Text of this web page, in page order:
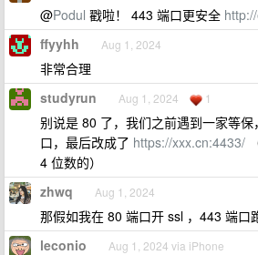
@Podul 戳啦！ 443 端口更安全
ffyyhh Aug 1, 2024
非常合理
studyrun Aug 1, 2024 1
别说是 80 了，我们之前遇到一家等
口，最后改成了 https://xxx.cn:4433/
4 位数的）
zhwq Aug 1, 2024
那假如我在 80 端口开 ssl ，443 端口
leconio Aug 1, 2024 via iPhone